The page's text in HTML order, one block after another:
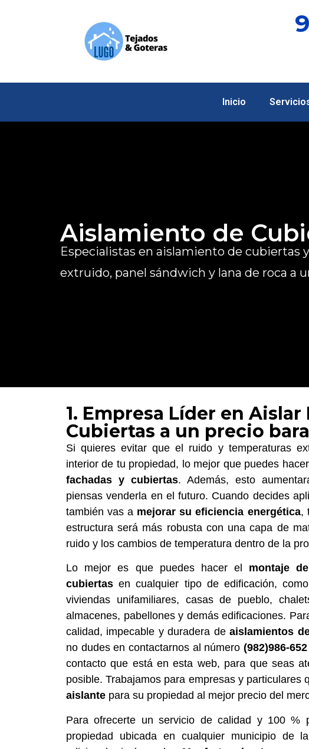
Inicio
Aislamiento de
Especialistas en aislamiento de cubiertas
extruido, panel sándwich y lana de roca a
1. Empresa Líder en Aislar
Cubiertas a un precio
Si quieres evitar que el ruido y temperaturas
interior de tu propiedad, lo mejor que puedes
fachadas y cubiertas. Además, esto
piensas venderla en el futuro. Cuando decides
también vas a mejorar su eficiencia energética,
estructura será más robusta con una capa de
ruido y los cambios de temperatura dentro de la
Lo mejor es que puedes hacer el montaje
cubiertasen cualquier tipo de edificación,
viviendas unifamiliares, casas de pueblo,
almacenes, pabellones y demás edificaciones.
calidad, impecable y duradera deaislamientos
no dudes en contactarnos al número (982)986-652
contacto que está en esta web, para que seas
posible. Trabajamos para empresas y particulares
aislante para su propiedad al mejor precio del
Para ofrecerte un servicio de calidad y 100 %
propiedad ubicada en cualquier municipio de